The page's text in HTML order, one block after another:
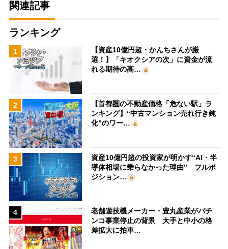
関連記事
ランキング
1
【資産10億円超・かんちさんが厳
選！】「キオクシアの次」に資金が流
れる期待の高…
2
【首都圏の不動産価格「危ない駅」ラ
ンキング】“中古マンション売れ行き鈍
化”のワー…
3
資産10億円超の投資家が明かす“AI・半
導体相場に乗らなかった理由” フルポ
ジション…
4
老舗遊技機メーカー・豊丸産業がパチ
ンコ事業停止の背景 大手と中小の格
差拡大に拍車…